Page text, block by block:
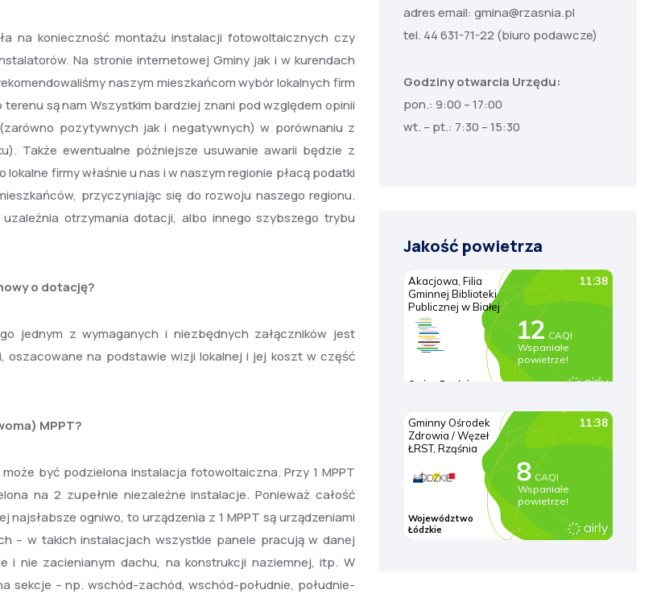
na konieczność montażu instalacji fotowoltaicznych czy
Na stronie internetowej Gminy jak i w kurendach
naszym mieszkańcom wybór lokalnych firm
są nam Wszystkim bardziej znani pod względem opinii
pozytywnych jak i negatywnych) w porównaniu z
Także ewentualne późniejsze usuwanie awarii będzie z
firmy właśnie u nas i w naszym regionie płacą podatki
przyczyniając się do rozwoju naszego regionu.
otrzymania dotacji, albo innego szybszego trybu
o dotację?
jednym z wymaganych i niezbędnych załączników jest
oszacowane na podstawie wizji lokalnej i jej koszt w część
MPPT?
być podzielona instalacja fotowoltaiczna. Przy 1 MPPT
na 2 zupełnie niezależne instalacje. Ponieważ całość
ogniwo, to urządzenia z 1 MPPT są urządzeniami
– w takich instalacjach wszystkie panele pracują w danej
i nie zacienianym dachu, na konstrukcji naziemnej, itp. W
sekcje – np. wschód-zachód, wschód-południe, południe-
adres email: gmina@rzasnia.pl
tel. 44 631-71-22 (biuro podawcze)
Godziny otwarcia Urzędu:
pon.: 9:00 – 17:00
wt. – pt.: 7:30 – 15:30
Jakość powietrza